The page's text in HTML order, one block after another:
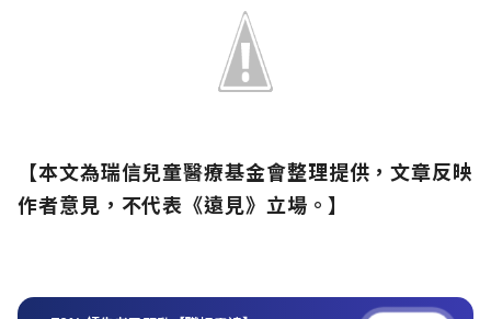
【本文為瑞信兒童醫療基金會整理提供，文章反映
作者意見，不代表《遠見》立場。】